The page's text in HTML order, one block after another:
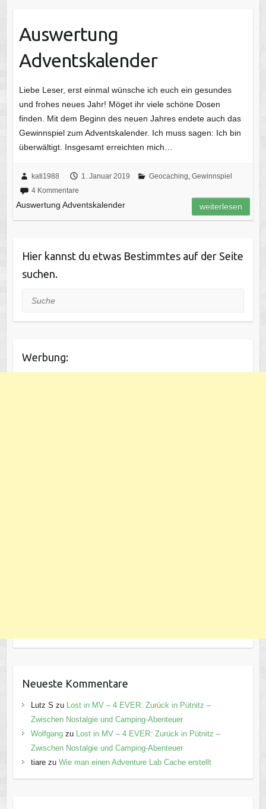
Auswertung
Adventskalender
Liebe Leser, erst einmal wünsche ich euch ein gesundes
und frohes neues Jahr! Möget ihr viele schöne Dosen
finden. Mit dem Beginn des neuen Jahres endete auch das
Gewinnspiel zum Adventskalender. Ich muss sagen: Ich bin
überwältigt. Insgesamt erreichten mich…
kati1988 1. Januar 2019 Geocaching Gewinnspiel
4 Kommentare
Auswertung Adventskalender weiterlesen
Hier kannst du etwas Bestimmtes auf der Seite
suchen.
Suche
Werbung:
Neueste Kommentare
Lutz S zu
Lost in MV – 4 EVER: Zurück in Pütnitz –
Zwischen Nostalgie und Camping-Abenteuer
Wolfgangzu
Lost in MV – 4 EVER: Zurück in Pütnitz –
Zwischen Nostalgie und Camping-Abenteuer
tiarezu Wie man einen Adventure Lab Cache erstellt